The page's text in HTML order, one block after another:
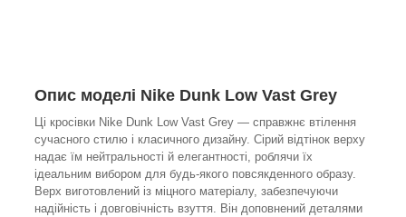
Опис моделі Nike Dunk Low Vast Grey
Ці кросівки Nike Dunk Low Vast Grey — справжнє втілення
сучасного стилю і класичного дизайну. Сірий відтінок верху
надає їм нейтральності й елегантності, роблячи їх
ідеальним вибором для будь-якого повсякденного образу.
Верх виготовлений із міцного матеріалу, забезпечуючи
надійність і довговічність взуття. Він доповнений деталями